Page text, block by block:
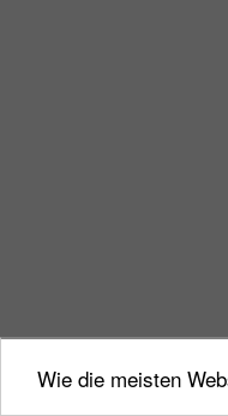
Wie die meisten